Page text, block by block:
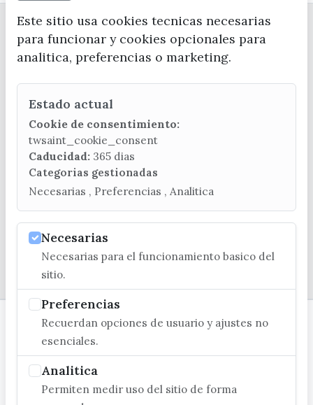
CONTACTA CON LA OFICINA DE TURISMO
(+34) 952 541 104
turismo@velezmalaga.es
C/ Poniente, 2. CP 29740 - Torre del Mar
Este sitio usa cookies tecnicas necesarias
para funcionar y cookies opcionales para
analitica, preferencias o marketing.
Estado actual
Cookie de consentimiento:
twsaint_cookie_consent
Caducidad: 365 dias
Categorias gestionadas
Necesarias , Preferencias , Analitica
Necesarias
Necesarias para el funcionamiento basico del
sitio.
Preferencias
Recuerdan opciones de usuario y ajustes no
esenciales.
Analitica
Permiten medir uso del sitio de forma